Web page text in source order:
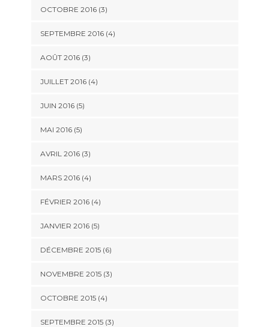
OCTOBRE 2016(3)
SEPTEMBRE 2016(4)
AOÛT 2016(3)
JUILLET 2016(4)
JUIN 2016(5)
MAI 2016(5)
AVRIL 2016(3)
MARS 2016(4)
FÉVRIER 2016(4)
JANVIER 2016(5)
DÉCEMBRE 2015(6)
NOVEMBRE 2015(3)
OCTOBRE 2015(4)
SEPTEMBRE 2015(3)